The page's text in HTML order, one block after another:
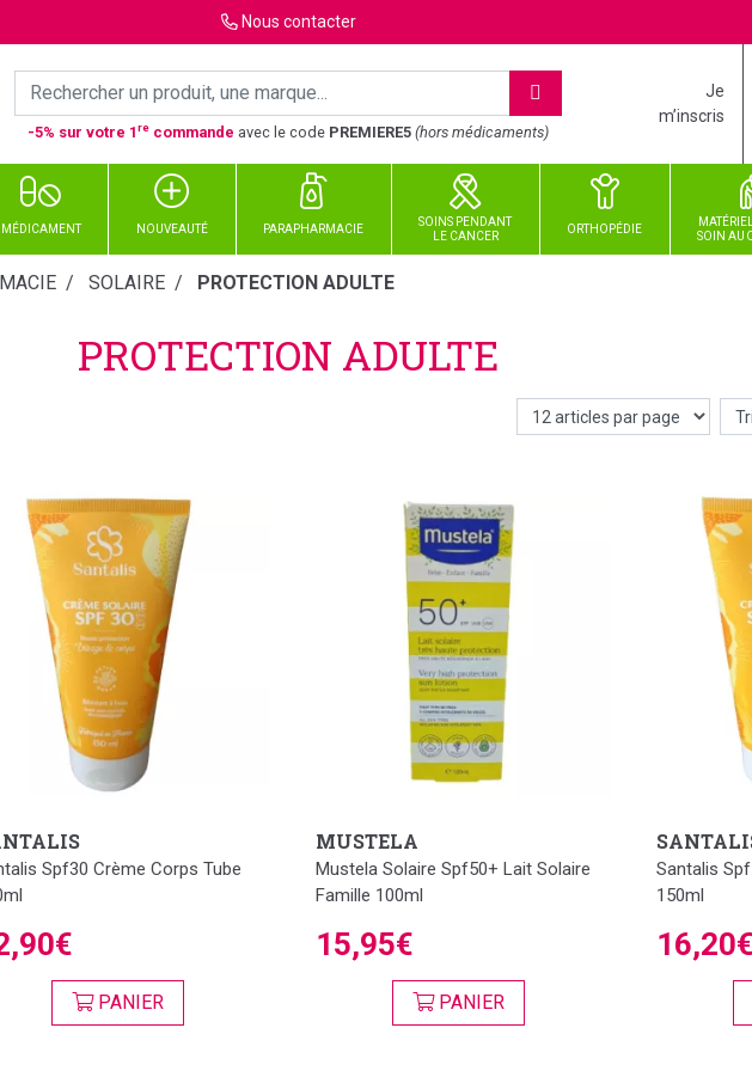
Nous contacter
-5% sur votre 1re commande avec le code PREMIERE5 (hors médicaments)
Je
m’inscris
MÉDICAMENT NOUVEAUTÉ PARAPHARMACIE
SOINS PENDANT
LE CANCER
ORTHOPÉDIE
SOINAU
SOLAIRE PROTECTION ADULTE
PROTECTION ADULTE
Spf30 Crème Corps Tube
PANIER
MUSTELA
Mustela Solaire Spf50+ Lait Solaire
Famille 100ml
15,95€
PANIER
Santalis
150ml
16,20€